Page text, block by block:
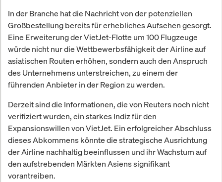
In der Branche hat die Nachricht von der potenziellen
Großbestellung bereits für erhebliches Aufsehen gesorgt.
Eine Erweiterung der VietJet-Flotte um 100 Flugzeuge
würde nicht nur die Wettbewerbsfähigkeit der Airline auf
asiatischen Routen erhöhen, sondern auch den Anspruch
des Unternehmens unterstreichen, zu einem der
führenden Anbieter in der Region zu werden.
Derzeit sind die Informationen, die von Reuters noch nicht
verifiziert wurden, ein starkes Indiz für den
Expansionswillen von VietJet. Ein erfolgreicher Abschluss
dieses Abkommens könnte die strategische Ausrichtung
der Airline nachhaltig beeinflussen und ihr Wachstum auf
den aufstrebenden Märkten Asiens signifikant
vorantreiben.